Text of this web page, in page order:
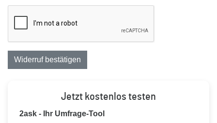
Widerruf bestätigen
Jetzt kostenlos testen
2ask - Ihr Umfrage-Tool